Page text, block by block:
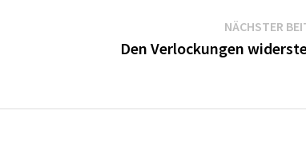
NÄCHSTER
Den Verlockungen